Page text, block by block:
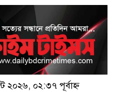
২০২৬, ০২:৩৭ পূর্বাহ্ন